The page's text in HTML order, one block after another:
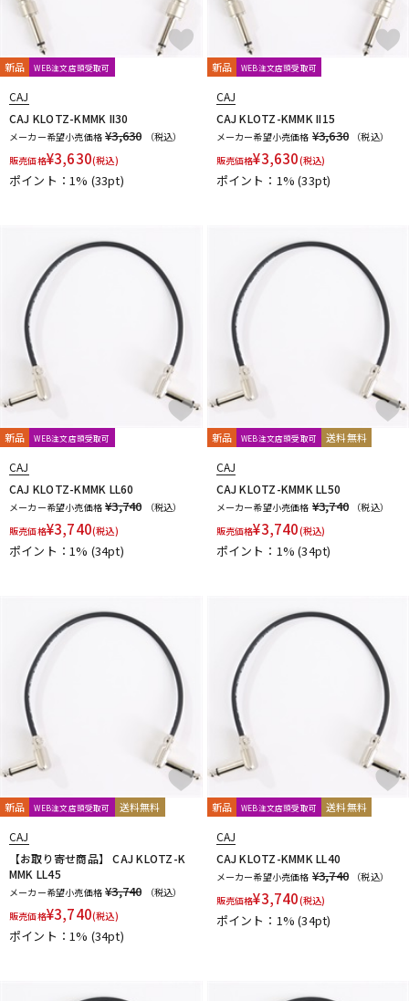
新品 WEB注文店頭受取可
CAJ
CAJ KLOTZ-KMMK II30
メーカー希望小売価格 ¥3,630
（税込）
販売価格¥3,630(税込)
ポイント：1% (33pt)
新品 WEB注文店頭受取可
CAJ
CAJ KLOTZ-KMMK II15
メーカー希望小売価格 ¥3,630
（税込）
販売価格¥3,630(税込)
ポイント：1%(33pt)
新品 WEB注文店頭受取可
CAJ
CAJ KLOTZ-KMMK LL60
メーカー希望小売価格 ¥3,740
（税込）
販売価格¥3,740(税込)
ポイント：1% (34pt)
新品 WEB注文店頭受取可 送料無料
CAJ
CAJ KLOTZ-KMMK LL50
メーカー希望小売価格 ¥3,740
（税込）
販売価格¥3,740(税込)
ポイント：1%(34pt)
新品 WEB注文店頭受取可 送料無料
CAJ
【お取り寄せ商品】 CAJ KLOTZ-K
MMK LL45
メーカー希望小売価格 ¥3,740
（税込）
販売価格¥3,740(税込)
ポイント：1% (34pt)
新品 WEB注文店頭受取可 送料無料
CAJ
CAJ KLOTZ-KMMK LL40
メーカー希望小売価格 ¥3,740
（税込）
販売価格¥3,740(税込)
ポイント：1%(34pt)